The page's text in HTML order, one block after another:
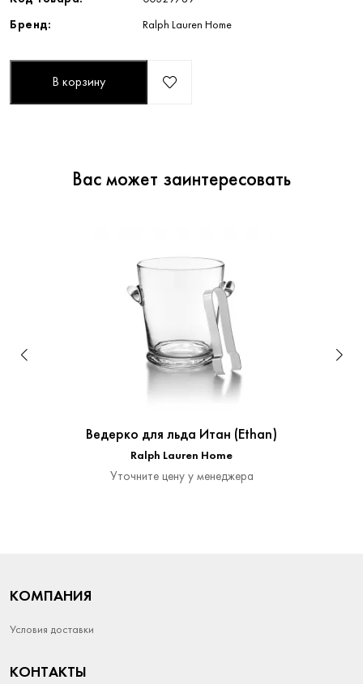
Бренд: Ralph Lauren Home
В корзину
Вас может заинтересовать
Ведерко для льда Итан (Ethan)
Ralph Lauren Home
Уточните цену у менеджера
КОМПАНИЯ
Условия доставки
КОНТАКТЫ